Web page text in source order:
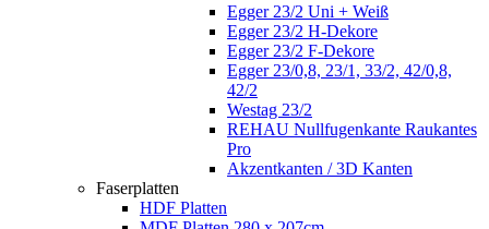
Egger 23/2 Uni + Weiß
Egger 23/2 H-Dekore
Egger 23/2 F-Dekore
Egger 23/0,8, 23/1, 33/2, 42/0,8,
42/2
Westag 23/2
REHAU Nullfugenkante Raukantes
Pro
Akzentkanten / 3D Kanten
Faserplatten
HDF Platten